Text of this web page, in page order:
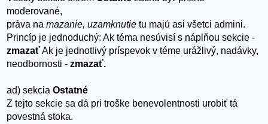
moderované,
práva namazanie, uzamknutie tu majú asi všetci admini.
Princíp je jednoduchý: Ak téma nesúvisí s náplňou sekcie -
zmazaťAk je jednotlivý príspevok v téme urážlivý, nadávky,
neodbornosti -zmazať.
ad) sekciaOstatné
Z tejto sekcie sa dá pri troške benevolentnosti urobiť tá
povestná stoka.